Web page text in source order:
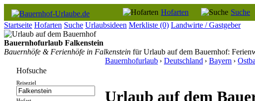
Hofarten Suche
Startseite Hofarten Suche Urlaubsideen Merkliste (0) Landwirte / Gastgeber
Bauernhofurlaub Falkenstein
Bauernhöfe & Ferienhöfe in Falkenstein für Urlaub auf dem Bauernhof:
Hofsuche
Reiseziel
Bauernhofurlaub › Deutschland › Bayern ›
Urlaub auf dem